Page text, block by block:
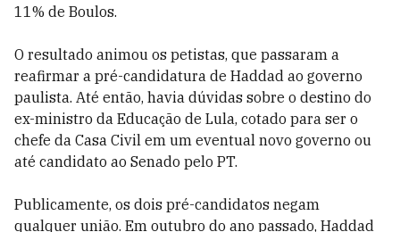
11% de Boulos.
O resultado animou os petistas, que passaram a
reafirmar a pré-candidatura de Haddad ao governo
paulista. Até então, havia dúvidas sobre o destino do
ex-ministro da Educação de Lula, cotado para ser o
chefe da Casa Civil em um eventual novo governo ou
até candidato ao Senado pelo PT.
Publicamente, os dois pré-candidatos negam
qualquer união. Em outubro do ano passado, Haddad